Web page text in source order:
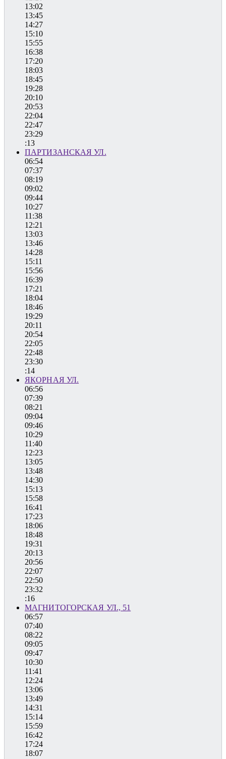
13:02
13:45
14:27
15:10
15:55
16:38
17:20
18:03
18:45
19:28
20:10
20:53
22:04
22:47
23:29
:13
ПАРТИЗАНСКАЯ УЛ.
06:54
07:37
08:19
09:02
09:44
10:27
11:38
12:21
13:03
13:46
14:28
15:11
15:56
16:39
17:21
18:04
18:46
19:29
20:11
20:54
22:05
22:48
23:30
:14
ЯКОРНАЯ УЛ.
06:56
07:39
08:21
09:04
09:46
10:29
11:40
12:23
13:05
13:48
14:30
15:13
15:58
16:41
17:23
18:06
18:48
19:31
20:13
20:56
22:07
22:50
23:32
:16
МАГНИТОГОРСКАЯ УЛ., 51
06:57
07:40
08:22
09:05
09:47
10:30
11:41
12:24
13:06
13:49
14:31
15:14
15:59
16:42
17:24
18:07